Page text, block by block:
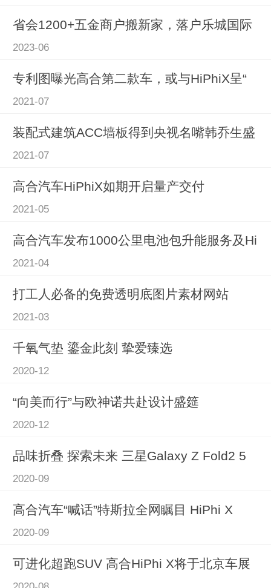
省会1200+五金商户搬新家，落户乐城国际
2023-06
专利图曝光高合第二款车，或与HiPhiX呈“
2021-07
装配式建筑ACC墙板得到央视名嘴韩乔生盛
2021-07
高合汽车HiPhiX如期开启量产交付
2021-05
高合汽车发布1000公里电池包升能服务及Hi
2021-04
打工人必备的免费透明底图片素材网站
2021-03
千氧气垫 鎏金此刻 挚爱臻选
2020-12
“向美而行”与欧神诺共赴设计盛筵
2020-12
品味折叠 探索未来 三星Galaxy Z Fold2 5
2020-09
高合汽车“喊话”特斯拉全网瞩目 HiPhi X
2020-09
可进化超跑SUV 高合HiPhi X将于北京车展